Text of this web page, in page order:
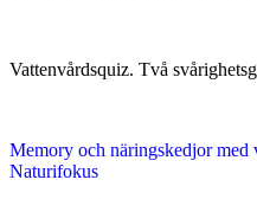
Vattenvårdsquiz. Två
Memory och näringskedjor med
Naturifokus